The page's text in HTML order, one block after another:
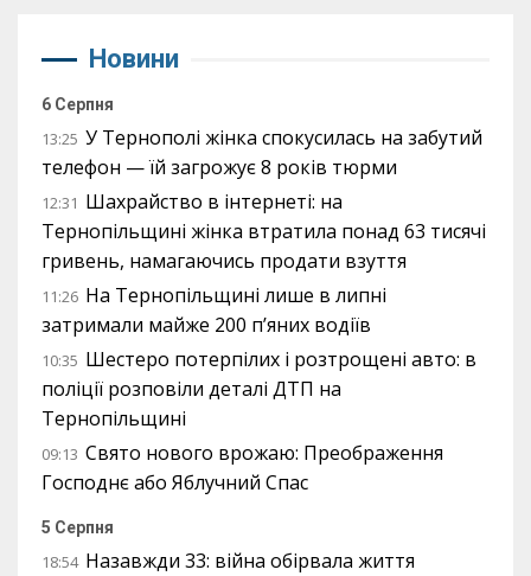
Новини
6 Серпня
13:25 У Тернополі жінка спокусилась на забутий
телефон — їй загрожує 8 років тюрми
12:31 Шахрайство в інтернеті: на
Тернопільщині жінка втратила понад 63 тисячі
гривень, намагаючись продати взуття
11:26 На Тернопільщині лише в липні
затримали майже 200 п’яних водіїв
10:35 Шестеро потерпілих і розтрощені авто: в
поліції розповіли деталі ДТП на
Тернопільщині
09:13 Свято нового врожаю: Преображення
Господнє або Яблучний Спас
5 Серпня
18:54 Назавжди 33: війна обірвала життя